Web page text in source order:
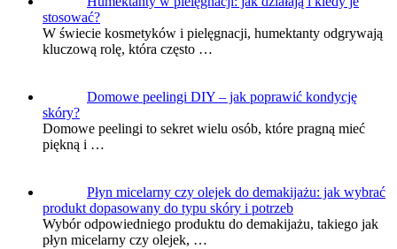
stosować?
W świecie kosmetyków i pielęgnacji, humektanty odgrywają
kluczową rolę, która często …
Domowe peelingi DIY – jak poprawić kondycję
skóry?
Domowe peelingi to sekret wielu osób, które pragną mieć
piękną i …
Płyn micelarny czy olejek do demakijażu: jak wybrać
produkt dopasowany do typu skóry i potrzeb
Wybór odpowiedniego produktu do demakijażu, takiego jak
płyn micelarny czy olejek, …